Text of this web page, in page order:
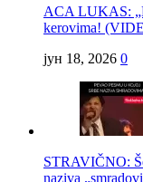
ACA LUKAS:
kerovima!
јун 18, 2026 0
STRAVIČNO:
naziva